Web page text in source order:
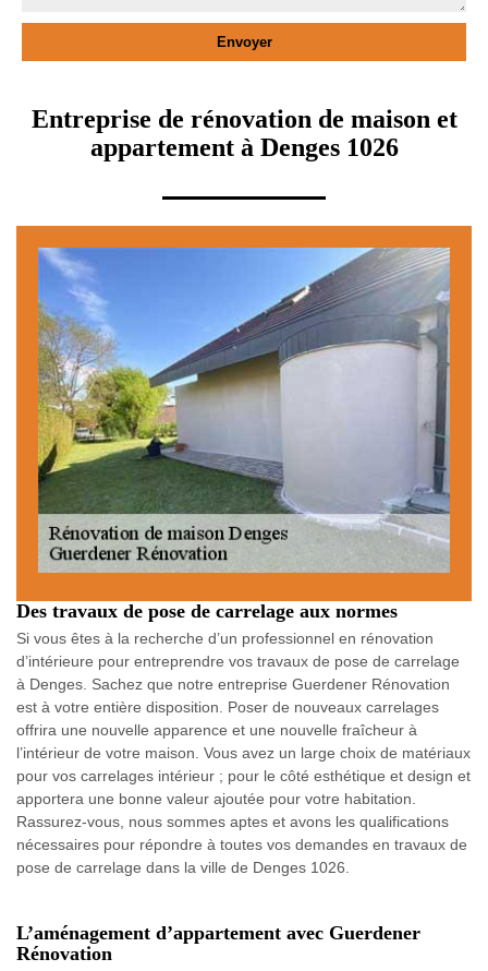
Entreprise de rénovation de maison et
appartement à Denges 1026
Des travaux de pose de carrelage aux normes
Si vous êtes à la recherche d’un professionnel en rénovation
d’intérieure pour entreprendre vos travaux de pose de carrelage
à Denges. Sachez que notre entreprise Guerdener Rénovation
est à votre entière disposition. Poser de nouveaux carrelages
offrira une nouvelle apparence et une nouvelle fraîcheur à
l’intérieur de votre maison. Vous avez un large choix de matériaux
pour vos carrelages intérieur ; pour le côté esthétique et design et
apportera une bonne valeur ajoutée pour votre habitation.
Rassurez-vous, nous sommes aptes et avons les qualifications
nécessaires pour répondre à toutes vos demandes en travaux de
pose de carrelage dans la ville de Denges 1026.
L’aménagement d’appartement avec Guerdener
Rénovation